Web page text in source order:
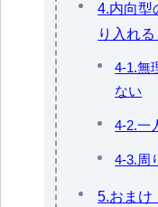
4.内向型
り入れ
4-1.無
ない
4-2.一
4-3.周
5.おまけ